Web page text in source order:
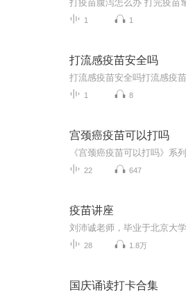
1 1
打流感疫苗安全吗
1 8
宫颈癌疫苗可以打吗
22 647
疫苗讲座
28 1.8万
国庆诵读打卡合集